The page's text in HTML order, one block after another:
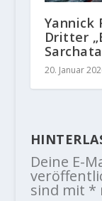
Yannick
Dritter
20. Januar
Deine E-
sind mit *